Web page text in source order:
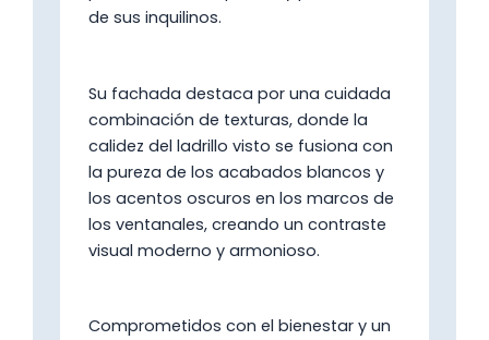
de sus inquilinos.
Su fachada destaca por una cuidada
combinación de texturas, donde la
calidez del ladrillo visto se fusiona con
la pureza de los acabados blancos y
los acentos oscuros en los marcos de
los ventanales, creando un contraste
visual moderno y armonioso.
Comprometidos con el bienestar y un